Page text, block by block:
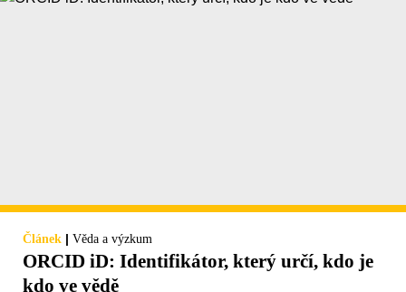
Článek | Věda a výzkum
ORCID iD: Identifikátor, který určí, kdo je
kdo ve vědě